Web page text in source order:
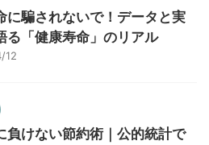
に騙されないで！データと実
る「健康寿命」のリアル
12
負けない節約術｜公的統計で